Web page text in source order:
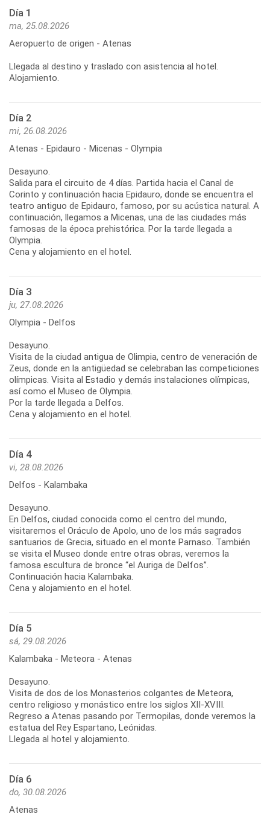
Día 1
ma, 25.08.2026
Aeropuerto de origen - Atenas
Llegada al destino y traslado con asistencia al hotel.
Alojamiento.
Día 2
mi, 26.08.2026
Atenas - Epidauro - Micenas - Olympia
Desayuno.
Salida para el circuito de 4 días. Partida hacia el Canal de
Corinto y continuación hacia Epidauro, donde se encuentra el
teatro antiguo de Epidauro, famoso, por su acústica natural. A
continuación, llegamos a Micenas, una de las ciudades más
famosas de la época prehistórica. Por la tarde llegada a
Olympia.
Cena y alojamiento en el hotel.
Día 3
ju, 27.08.2026
Olympia - Delfos
Desayuno.
Visita de la ciudad antigua de Olimpia, centro de veneración de
Zeus, donde en la antigüedad se celebraban las competiciones
olímpicas. Visita al Estadio y demás instalaciones olímpicas,
así como el Museo de Olympia.
Por la tarde llegada a Delfos.
Cena y alojamiento en el hotel.
Día 4
vi, 28.08.2026
Delfos - Kalambaka
Desayuno.
En Delfos, ciudad conocida como el centro del mundo,
visitaremos el Oráculo de Apolo, uno de los más sagrados
santuarios de Grecia, situado en el monte Parnaso. También
se visita el Museo donde entre otras obras, veremos la
famosa escultura de bronce “el Auriga de Delfos”.
Continuación hacia Kalambaka.
Cena y alojamiento en el hotel.
Día 5
sá, 29.08.2026
Kalambaka - Meteora - Atenas
Desayuno.
Visita de dos de los Monasterios colgantes de Meteora,
centro religioso y monástico entre los siglos XII-XVIII.
Regreso a Atenas pasando por Termopilas, donde veremos la
estatua del Rey Espartano, Leónidas.
Llegada al hotel y alojamiento.
Día 6
do, 30.08.2026
Atenas